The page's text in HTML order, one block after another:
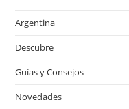
Argentina
Descubre
Guías y Consejos
Novedades